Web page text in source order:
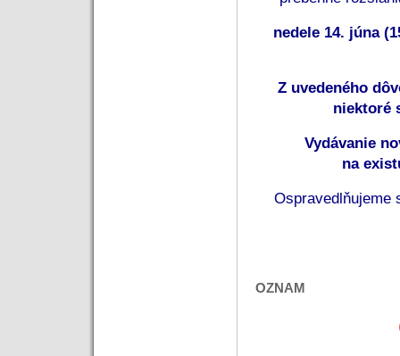
nedele 14. júna
Z uvedeného
niektoré
Vydávanie
na
Ospravedlňujeme
OZNAM